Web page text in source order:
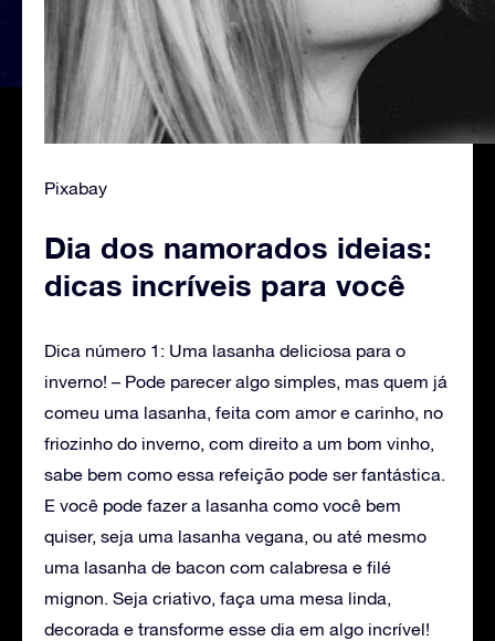
Pixabay
Dia dos namorados ideias:
dicas incríveis para você
‌Dica número 1: Uma lasanha deliciosa para o
inverno! – Pode parecer algo simples, mas quem já
comeu uma lasanha, feita com amor e carinho, no
friozinho do inverno, com direito a um bom vinho,
sabe bem como essa refeição pode ser fantástica.
E você pode fazer a lasanha como você bem
quiser, seja uma lasanha vegana, ou até mesmo
uma lasanha de bacon com calabresa e filé
mignon. Seja criativo, faça uma mesa linda,
decorada e transforme esse dia em algo incrível!